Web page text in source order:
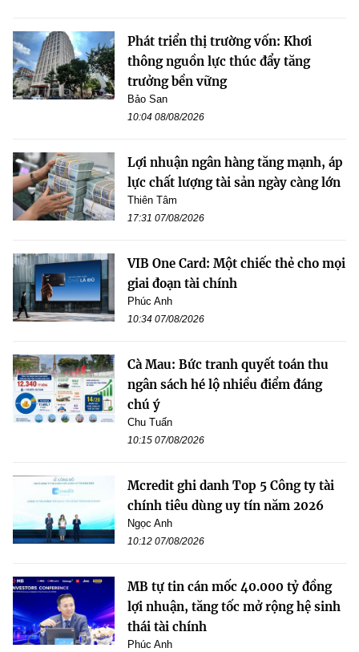
Phát triển thị trường vốn: Khơi
thông nguồn lực thúc đẩy tăng
trưởng bền vững
Bảo San
10:04 08/08/2026
Lợi nhuận ngân hàng tăng mạnh, áp
lực chất lượng tài sản ngày càng lớn
Thiên Tâm
17:31 07/08/2026
VIB One Card: Một chiếc thẻ cho mọi
giai đoạn tài chính
Phúc Anh
10:34 07/08/2026
Cà Mau: Bức tranh quyết toán thu
ngân sách hé lộ nhiều điểm đáng
chú ý
Chu Tuấn
10:15 07/08/2026
Mcredit ghi danh Top 5 Công ty tài
chính tiêu dùng uy tín năm 2026
Ngọc Anh
10:12 07/08/2026
MB tự tin cán mốc 40.000 tỷ đồng
lợi nhuận, tăng tốc mở rộng hệ sinh
thái tài chính
Phúc Anh